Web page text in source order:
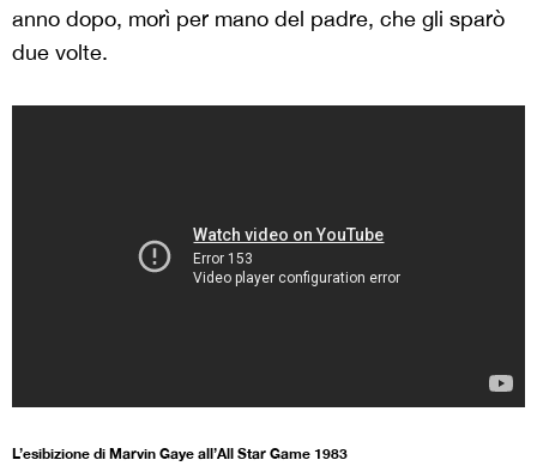
anno dopo, morì per mano del padre, che gli sparò
due volte.
L’esibizione di Marvin Gaye all’All Star Game 1983